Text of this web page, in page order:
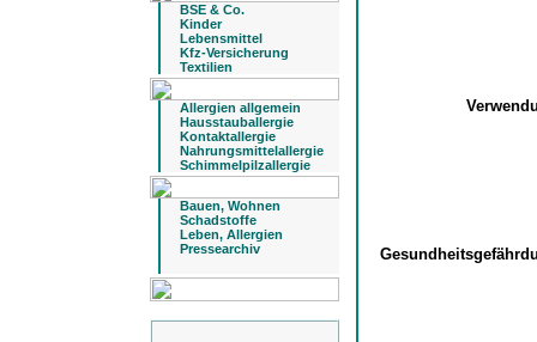
BSE & Co.
Kinder
Lebensmittel
Kfz-Versicherung
Textilien
Allergien allgemein
Hausstauballergie
Kontaktallergie
Nahrungsmittelallergie
Schimmelpilzallergie
Bauen, Wohnen
Schadstoffe
Leben, Allergien
Pressearchiv